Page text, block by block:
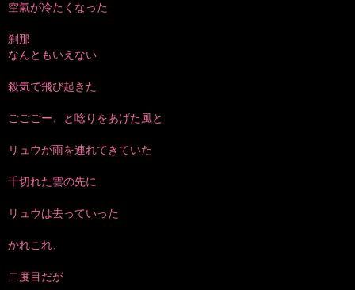
空氣が冷たくなった
刹那
なんともいえない
殺気で飛び起きた
ごごごー、と唸りをあげた風と
リュウが雨を連れてきていた
千切れた雲の先に
リュウは去っていった
かれこれ、
二度目だが